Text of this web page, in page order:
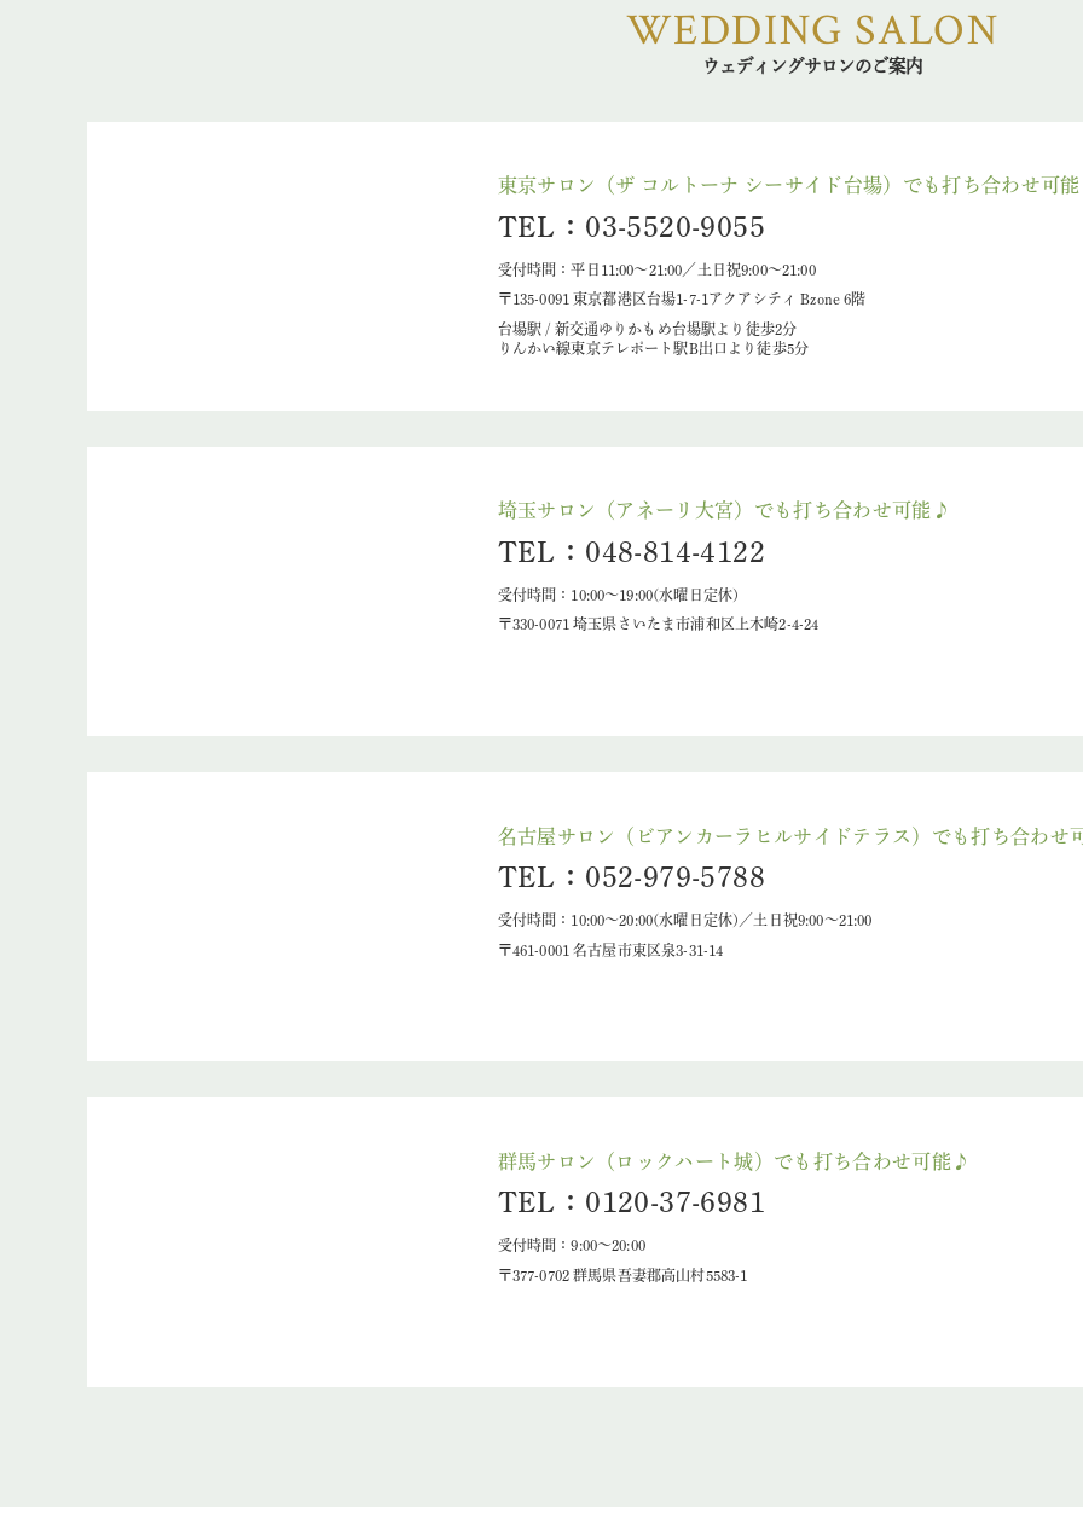
WEDDING SALON
ウェディングサロンのご案内
東京サロン（ザ コルトーナ シーサイド台場）でも打ち合わせ可
TEL：03-5520-9055
受付時間：平日11:00～21:00／土日祝9:00～21:00
〒135-0091 東京都港区台場1-7-1アクアシティ Bzone 6階
台場駅 / 新交通ゆりかもめ台場駅より徒歩2分
りんかい線東京テレポート駅B出口より徒歩5分
埼玉サロン（アネーリ大宮）でも打ち合わせ可能♪
TEL：048-814-4122
受付時間：10:00〜19:00(水曜日定休)
〒330-0071 埼玉県さいたま市浦和区上木崎2-4-24
名古屋サロン（ビアンカーラヒルサイドテラス）でも打ち合わせ
TEL：052-979-5788
受付時間：10:00～20:00(水曜日定休)／土日祝9:00～21:00
〒461-0001 名古屋市東区泉3-31-14
群馬サロン（ロックハート城）でも打ち合わせ可能♪
TEL：0120-37-6981
受付時間：9:00～20:00
〒377-0702 群馬県吾妻郡高山村5583-1